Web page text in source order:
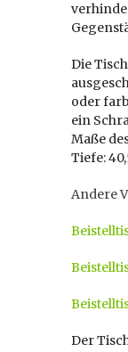
Die
oder
ein
Maße
Tiefe:
Andere
Der